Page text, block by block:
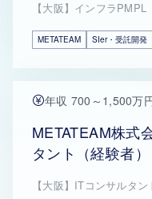
【大阪】インフラPMPL
METATEAM SIer・受託開発
年収 700～1,500万
METATEAM株式
タント（経験者）
【大阪】ITコンサルタン